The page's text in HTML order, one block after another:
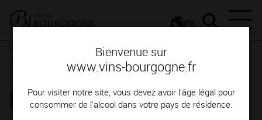
Bienvenue sur
www.vins-bourgogne.fr
Pour visiter notre site, vous devez avoir l'âge légal pour
consommer de l'alcool dans votre pays de résidence.
FR
La Bourgogne et ses Appellations
Bourgogne, une localisation privilégiée
MÂCON-LUGNY